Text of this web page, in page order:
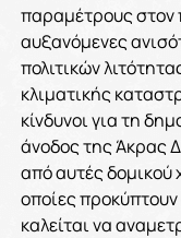
παραμέτρους στον
αυξανόμενες
πολιτικών
κλιματικής
κίνδυνοι για τη
άνοδος της Άκρας
από αυτές δομικού
οποίες προκύπτουν
καλείται να